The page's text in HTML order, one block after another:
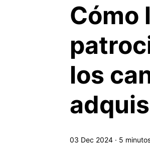
Cómo
los
03 Dec 2024 · 5